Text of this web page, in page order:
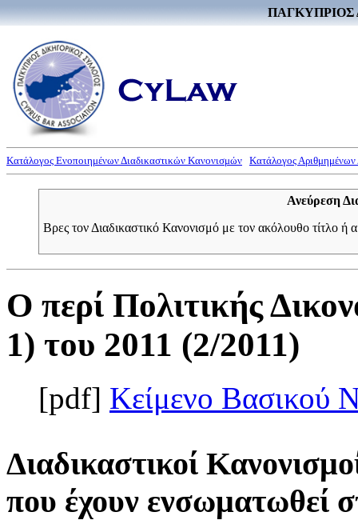
ΠΑΓΚΥΠΡΙΟΣ
Κατάλογος Ενοποιημένων Διαδικαστικών Κανονισμών Κατάλογος
Ανεύρεση
Βρες τον Διαδικαστικό Κανονισμό με τον ακόλουθο τίτλο ή
Ο περί Πολιτικής
1) του 2011 (2/2011)
[pdf] Κείμενο Βασικού
Διαδικαστικοί
που έχουν ενσωματωθεί